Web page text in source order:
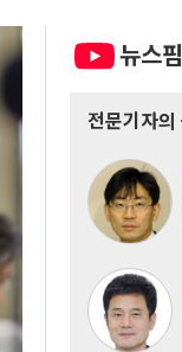
뉴스
전문기자의